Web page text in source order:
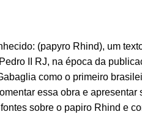
(papyro Rhind), um
II RJ, na época da
como o primeiro
essa obra e
sobre o papiro Rhind e